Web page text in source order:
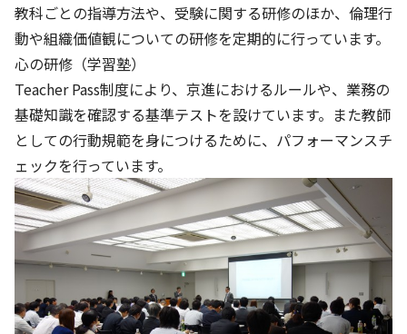
教科ごとの指導方法や、受験に関する研修のほか、倫理行
動や組織価値観についての研修を定期的に行っています。
心の研修（学習塾）
Teacher Pass制度により、京進におけるルールや、業務の
基礎知識を確認する基準テストを設けています。また教師
としての行動規範を身につけるために、パフォーマンスチ
ェックを行っています。